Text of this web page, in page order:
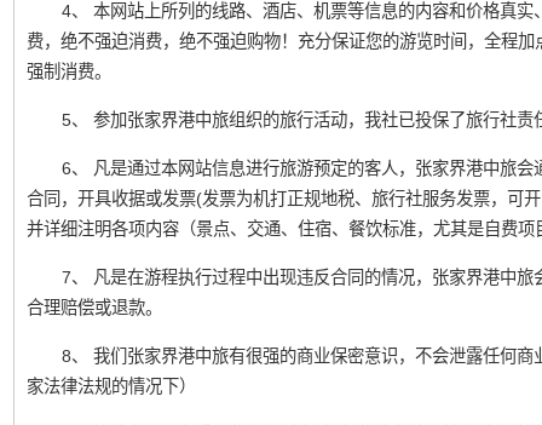
4、 本网站上所列的线路、酒店、机票等信息的内容和价格真
费，绝不强迫消费，绝不强迫购物！充分保证您的游览时间，全程
强制消费。
5、 参加张家界港中旅组织的旅行活动，我社已投保了旅行社责
6、 凡是通过本网站信息进行旅游预定的客人，张家界港中旅
合同，开具收据或发票(发票为机打正规地税、旅行社服务发票，可
并详细注明各项内容（景点、交通、住宿、餐饮标准，尤其是自费
7、 凡是在游程执行过程中出现违反合同的情况，张家界港中
合理赔偿或退款。
8、 我们张家界港中旅有很强的商业保密意识，不会泄露任何
家法律法规的情况下）